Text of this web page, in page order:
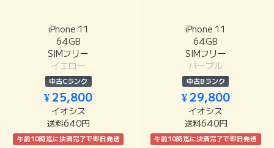
iPhone 11
64GB
SIMフリー
イエロー
中古Cランク
¥ 25,800
イオシス
送料640円
午前10時迄に決済完了で即日発送
iPhone 11
64GB
SIMフリー
パープル
中古Bランク
¥ 29,800
イオシス
送料640円
午前10時迄に決済完了で即日発送